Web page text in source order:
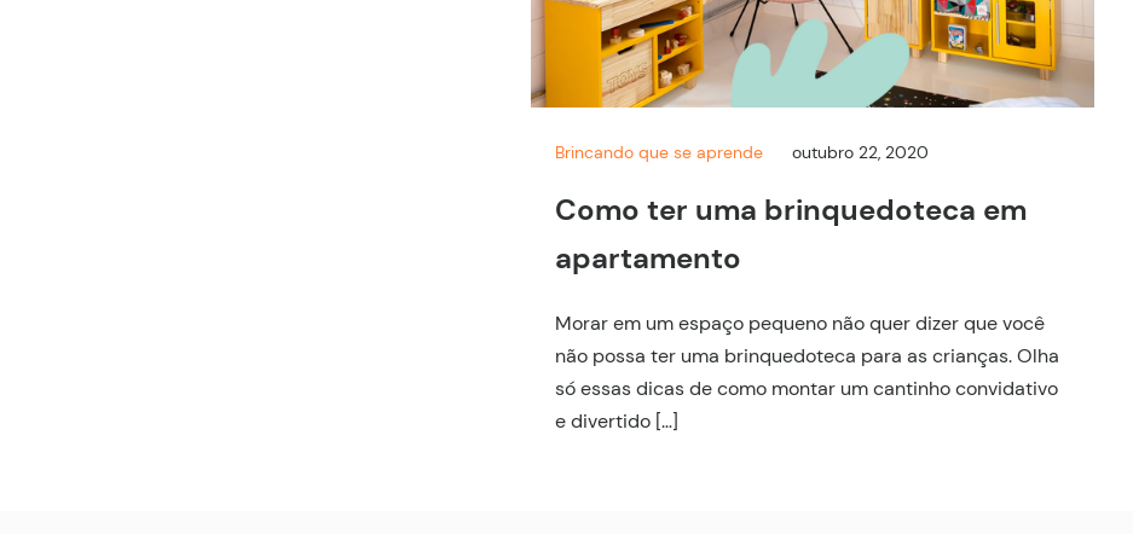
Brincando que se aprende outubro 22, 2020
Como ter uma brinquedoteca em
apartamento
Morar em um espaço pequeno não quer dizer que você
não possa ter uma brinquedoteca para as crianças. Olha
só essas dicas de como montar um cantinho convidativo
e divertido […]